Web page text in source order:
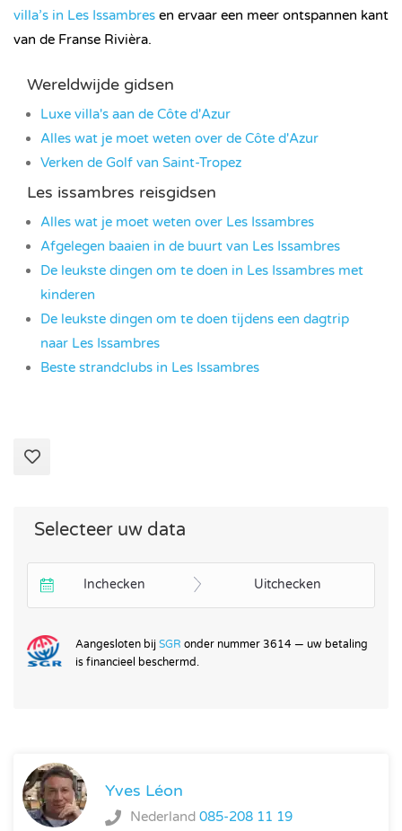
villa’s in Les Issambres en ervaar een meer ontspannen kant
van de Franse Rivièra.
Wereldwijde gidsen
Luxe villa's aan de Côte d'Azur
Alles wat je moet weten over de Côte d'Azur
Verken de Golf van Saint-Tropez
Les issambres reisgidsen
Alles wat je moet weten over Les Issambres
Afgelegen baaien in de buurt van Les Issambres
De leukste dingen om te doen in Les Issambres met
kinderen
De leukste dingen om te doen tijdens een dagtrip
naar Les Issambres
Beste strandclubs in Les Issambres
Selecteer uw data
Inchecken Uitchecken
Aangesloten bij SGR onder nummer 3614 — uw betaling
is financieel beschermd.
Yves Léon
Nederland 085-208 11 19